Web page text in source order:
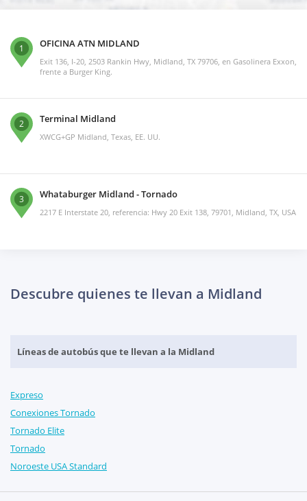
1 OFICINA ATN MIDLAND
Exit 136, I-20, 2503 Rankin Hwy, Midland, TX 79706, en Gasolinera Exxon,
frente a Burger King.
2 Terminal Midland
XWCG+GP Midland, Texas, EE. UU.
3 Whataburger Midland - Tornado
2217 E Interstate 20, referencia: Hwy 20 Exit 138, 79701, Midland, TX, USA
Descubre quienes te llevan a Midland
Líneas de autobús que te llevan a la Midland
Expreso
Conexiones Tornado
Tornado Elite
Tornado
Noroeste USA Standard